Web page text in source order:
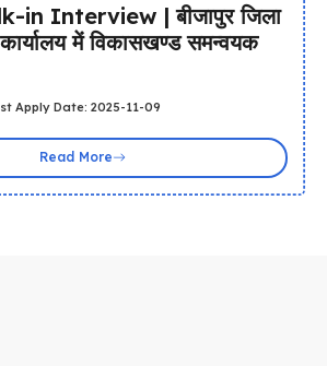
in Interview | बीजापुर जिला
कार्यालय में विकासखण्ड समन्वयक
Apply Date: 2025-11-09
Read More